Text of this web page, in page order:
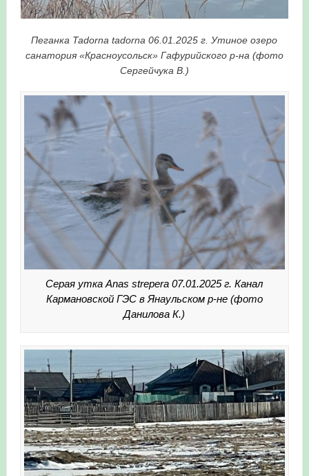
Пеганка Tadorna tadorna 06.01.2025 г. Утиное озеро
санатория «Красноусольск» Гафурийского р-на (фото
Сергейчука В.)
Серая утка Anas strepera 07.01.2025 г. Канал
Кармановской ГЭС в Янаульском р-не (фото
Данилова К.)